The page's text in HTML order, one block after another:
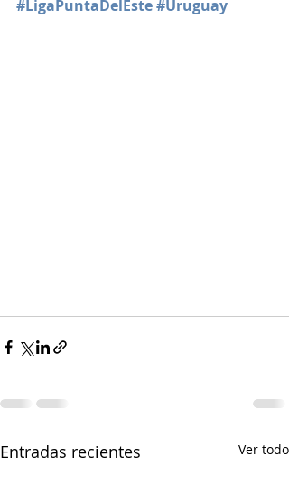
#LigaPuntaDelEste#Uruguay
Entradas recientes Ver todo